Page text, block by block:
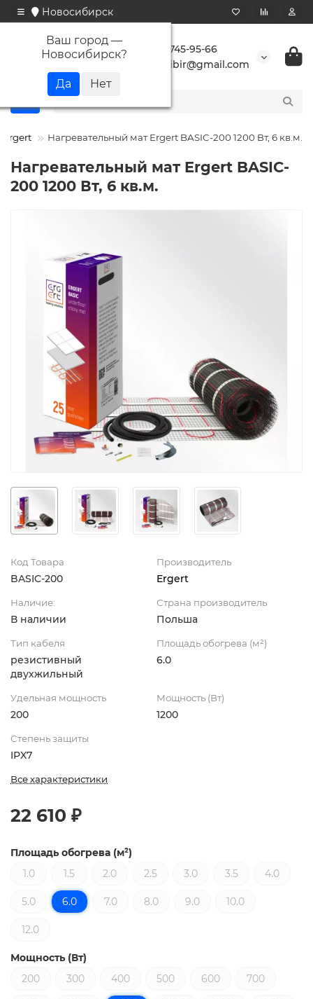
Новосибирск
Ваш город —
Новосибирск?
+7 923 745-95-66
buransibir@gmail.com
Ergert Нагревательный мат Ergert BASIC-200 1200 Вт, 6 кв.м.
Нагревательный мат Ergert BASIC-
200 1200 Вт, 6 кв.м.
Код Товара
BASIC-200
Производитель
Ergert
Наличие:
В наличии
Страна производитель
Польша
Тип кабеля
резистивный
двухжильный
Площадь обогрева (м²)
6.0
Удельная мощность
200
Мощность (Вт)
1200
Степень защиты
IPX7
Все характеристики
22 610 ₽
Площадь обогрева (м²)
1.0
1.5 2.0 2.5 3.0 3.5 4.0
5.0 6.0 7.0 8.0 9.0 10.0
12.0
Мощность (Вт)
200
300 400 500 600 700